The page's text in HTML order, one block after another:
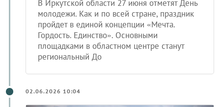
В Иркутской области 27 июня отметят День
молодежи. Как и по всей стране, праздник
пройдет в единой концепции «Мечта.
Гордость. Единство». Основными
площадками в областном центре станут
региональный До
02.06.2026 10:04